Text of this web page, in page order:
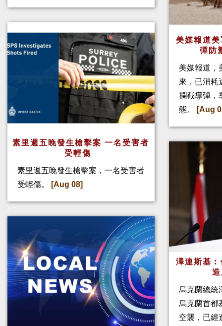
素里週五晚發生槍擊案 一名受害者
受輕傷
素里週五晚發生槍擊案，一名受害者
受輕傷。
[Aug 08]
美媒報道
彈防
美媒報道，
來，已消耗
攔截導彈，
態。
[Aug
澤連斯基
烏克蘭總統
烏克蘭首都
空襲，已經